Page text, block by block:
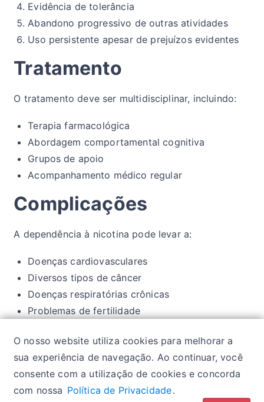
Evidência de tolerância
Abandono progressivo de outras atividades
Uso persistente apesar de prejuízos evidentes
Tratamento
O tratamento deve ser multidisciplinar, incluindo:
Terapia farmacológica
Abordagem comportamental cognitiva
Grupos de apoio
Acompanhamento médico regular
Complicações
A dependência à nicotina pode levar a:
Doenças cardiovasculares
Diversos tipos de câncer
Doenças respiratórias crônicas
Problemas de fertilidade
Comprometimento da qualidade de vida
O nosso website utiliza cookies para melhorar a
sua experiência de navegação. Ao continuar, você
consente com a utilização de cookies e concorda
com nossa Política de Privacidade.